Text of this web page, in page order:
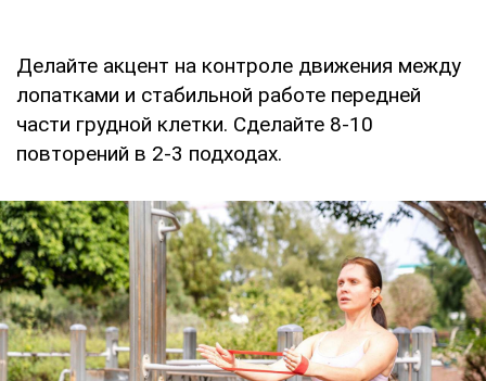
Делайте акцент на контроле движения между
лопатками и стабильной работе передней
части грудной клетки. Сделайте 8-10
повторений в 2-3 подходах.